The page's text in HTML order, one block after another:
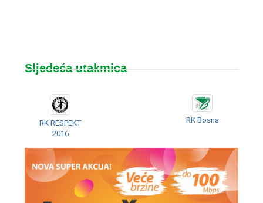
Sljedeća utakmica
RK RESPEKT
2016
RK Bosna